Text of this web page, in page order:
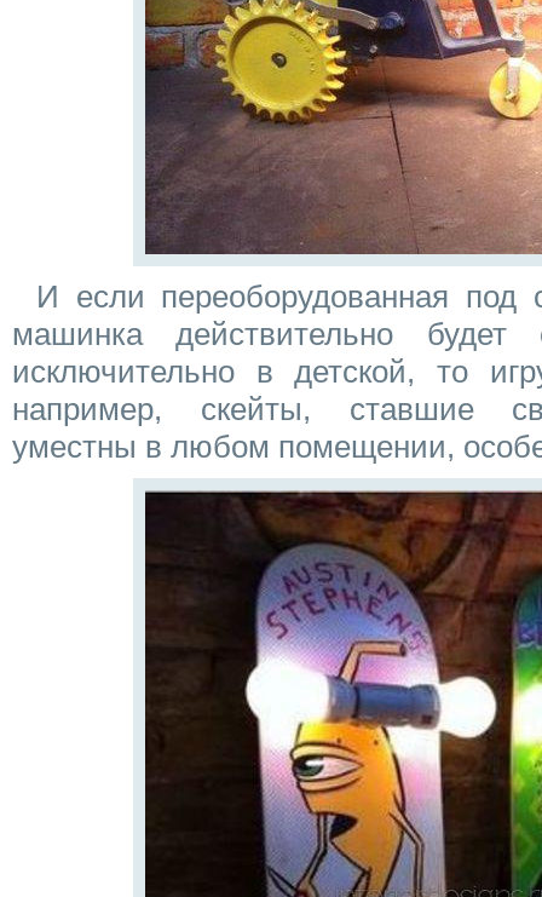
И если переоборудованная под
машинка действительно будет
исключительно в детской, то
например, скейты, ставшие
уместны в любом помещении,